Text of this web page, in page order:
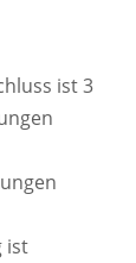
ist 3
ist